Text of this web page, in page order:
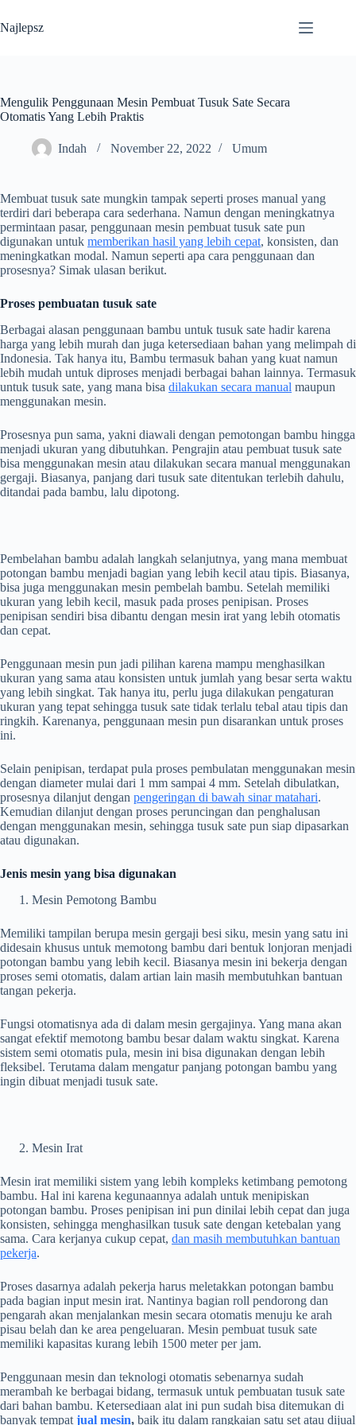
to
content
Najlepsz
Mengulik Penggunaan Mesin Pembuat Tusuk Sate Secara
Otomatis Yang Lebih Praktis
Indah November 22, 2022 Umum
Membuat tusuk sate mungkin tampak seperti proses manual yang
terdiri dari beberapa cara sederhana. Namun dengan meningkatnya
permintaan pasar, penggunaan mesin pembuat tusuk sate pun
digunakan untuk memberikan hasil yang lebih cepat, konsisten, dan
meningkatkan modal. Namun seperti apa cara penggunaan dan
prosesnya? Simak ulasan berikut.
Proses pembuatan tusuk sate
Berbagai alasan penggunaan bambu untuk tusuk sate hadir karena
harga yang lebih murah dan juga ketersediaan bahan yang melimpah di
Indonesia. Tak hanya itu, Bambu termasuk bahan yang kuat namun
lebih mudah untuk diproses menjadi berbagai bahan lainnya. Termasuk
untuk tusuk sate, yang mana bisa dilakukan secara manual maupun
menggunakan mesin.
Prosesnya pun sama, yakni diawali dengan pemotongan bambu hingga
menjadi ukuran yang dibutuhkan. Pengrajin atau pembuat tusuk sate
bisa menggunakan mesin atau dilakukan secara manual menggunakan
gergaji. Biasanya, panjang dari tusuk sate ditentukan terlebih dahulu,
ditandai pada bambu, lalu dipotong.
Pembelahan bambu adalah langkah selanjutnya, yang mana membuat
potongan bambu menjadi bagian yang lebih kecil atau tipis. Biasanya,
bisa juga menggunakan mesin pembelah bambu. Setelah memiliki
ukuran yang lebih kecil, masuk pada proses penipisan. Proses
penipisan sendiri bisa dibantu dengan mesin irat yang lebih otomatis
dan cepat.
Penggunaan mesin pun jadi pilihan karena mampu menghasilkan
ukuran yang sama atau konsisten untuk jumlah yang besar serta waktu
yang lebih singkat. Tak hanya itu, perlu juga dilakukan pengaturan
ukuran yang tepat sehingga tusuk sate tidak terlalu tebal atau tipis dan
ringkih. Karenanya, penggunaan mesin pun disarankan untuk proses
ini.
Selain penipisan, terdapat pula proses pembulatan menggunakan mesin
dengan diameter mulai dari 1 mm sampai 4 mm. Setelah dibulatkan,
prosesnya dilanjut dengan pengeringan di bawah sinar matahari.
Kemudian dilanjut dengan proses peruncingan dan penghalusan
dengan menggunakan mesin, sehingga tusuk sate pun siap dipasarkan
atau digunakan.
Jenis mesin yang bisa digunakan
Mesin Pemotong Bambu
Memiliki tampilan berupa mesin gergaji besi siku, mesin yang satu ini
didesain khusus untuk memotong bambu dari bentuk lonjoran menjadi
potongan bambu yang lebih kecil. Biasanya mesin ini bekerja dengan
proses semi otomatis, dalam artian lain masih membutuhkan bantuan
tangan pekerja.
Fungsi otomatisnya ada di dalam mesin gergajinya. Yang mana akan
sangat efektif memotong bambu besar dalam waktu singkat. Karena
sistem semi otomatis pula, mesin ini bisa digunakan dengan lebih
fleksibel. Terutama dalam mengatur panjang potongan bambu yang
ingin dibuat menjadi tusuk sate.
Mesin Irat
Mesin irat memiliki sistem yang lebih kompleks ketimbang pemotong
bambu. Hal ini karena kegunaannya adalah untuk menipiskan
potongan bambu. Proses penipisan ini pun dinilai lebih cepat dan juga
konsisten, sehingga menghasilkan tusuk sate dengan ketebalan yang
sama. Cara kerjanya cukup cepat, dan masih membutuhkan bantuan
pekerja.
Proses dasarnya adalah pekerja harus meletakkan potongan bambu
pada bagian input mesin irat. Nantinya bagian roll pendorong dan
pengarah akan menjalankan mesin secara otomatis menuju ke arah
pisau belah dan ke area pengeluaran. Mesin pembuat tusuk sate
memiliki kapasitas kurang lebih 1500 meter per jam.
Penggunaan mesin dan teknologi otomatis sebenarnya sudah
merambah ke berbagai bidang, termasuk untuk pembuatan tusuk sate
dari bahan bambu. Ketersediaan alat ini pun sudah bisa ditemukan di
banyak tempat jual mesin, baik itu dalam rangkaian satu set atau dijual